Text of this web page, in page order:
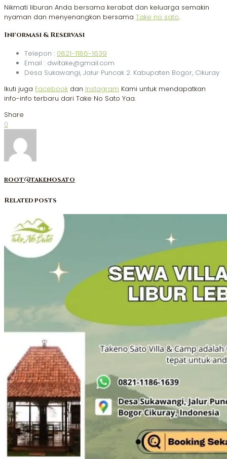
Nikmati liburan Anda bersama kerabat dan keluarga semakin
nyaman dan menyenangkan bersama Take no sato.
Informasi & Reservasi
Telepon : 0821-1186-1639
Email : dwitake@gmail.com
Desa Sukawangi, Jalur Puncak 2. Kabupaten Bogor, Cikuray
Ikuti juga Facebook dan Instagram Kami untuk mendapatkan
info-info terbaru dari Take No Sato Yaa.
Share
0
root@takenosato
Related posts